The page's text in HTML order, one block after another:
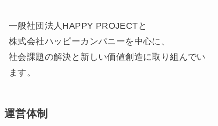
一般社団法人HAPPY PROJECTと
株式会社ハッピーカンパニーを中心に、
社会課題の解決と新しい価値創造に取り組んでい
ます。
運営体制